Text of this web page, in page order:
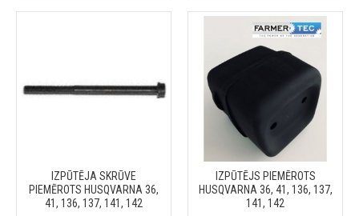
IZPŪTĒJA SKRŪVE
PIEMĒROTS HUSQVARNA 36,
41, 136, 137, 141, 142
IZPŪTĒJS PIEMĒROTS
HUSQVARNA 36, 41, 136, 137,
141, 142